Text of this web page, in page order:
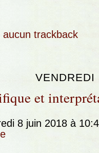
aucun trackback
et
8 juin 2018 à